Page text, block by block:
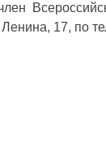
17, по